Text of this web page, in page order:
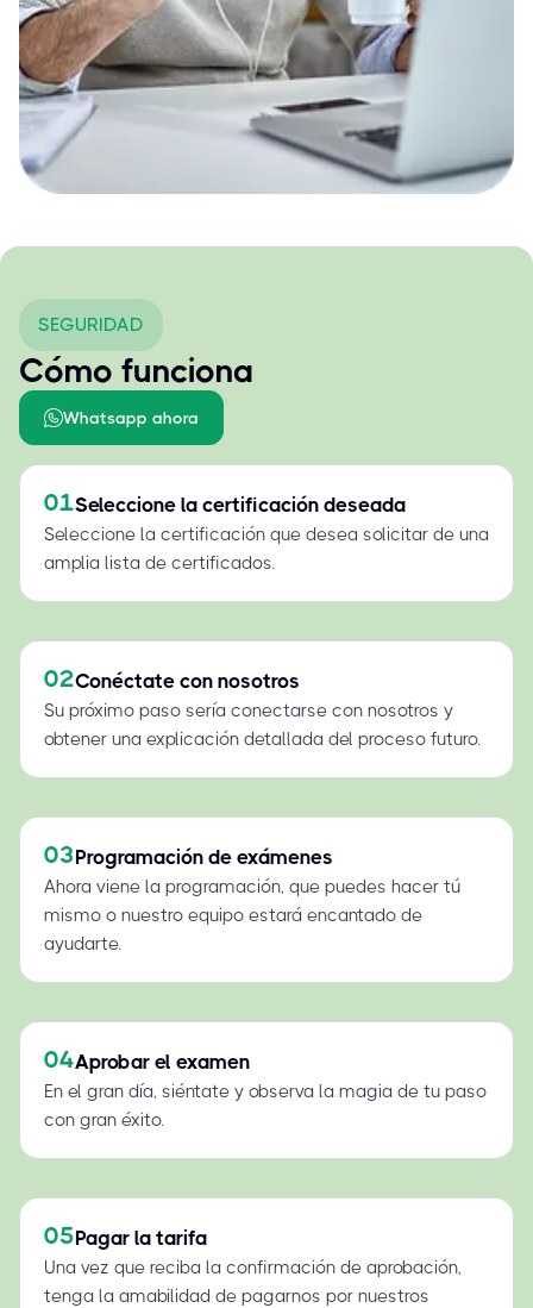
SEGURIDAD
Cómo funciona
Whatsapp ahora
01Seleccione la certificación deseada
Seleccione la certificación que desea solicitar de una
amplia lista de certificados.
02Conéctate con nosotros
Su próximo paso sería conectarse con nosotros y
obtener una explicación detallada del proceso futuro.
03Programación de exámenes
Ahora viene la programación, que puedes hacer tú
mismo o nuestro equipo estará encantado de
ayudarte.
04Aprobar el examen
En el gran día, siéntate y observa la magia de tu paso
con gran éxito.
05Pagar la tarifa
Una vez que reciba la confirmación de aprobación,
tenga la amabilidad de pagarnos por nuestros